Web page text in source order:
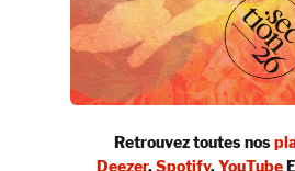
Retrouvez toutes nos
Deezer,Spotify,YouTube